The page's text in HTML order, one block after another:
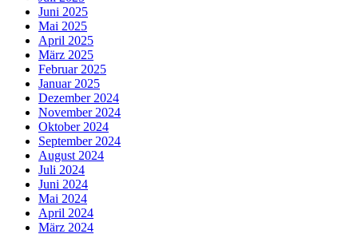
Juni 2025
Mai 2025
April 2025
März 2025
Februar 2025
Januar 2025
Dezember 2024
November 2024
Oktober 2024
September 2024
August 2024
Juli 2024
Juni 2024
Mai 2024
April 2024
März 2024